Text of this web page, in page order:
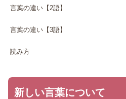
言葉の違い【2語】
言葉の違い【3語】
読み方
新しい言葉について